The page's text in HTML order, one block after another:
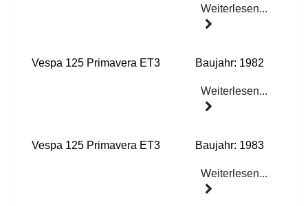
Weiterlesen...
Vespa 125 Primavera ET3 Baujahr: 1982
Weiterlesen...
Vespa 125 Primavera ET3 Baujahr: 1983
Weiterlesen...